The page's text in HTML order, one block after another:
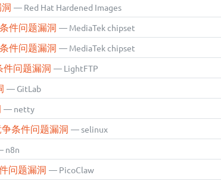
— Red Hat Hardened Images
件问题漏洞 — MediaTek chipset
件问题漏洞 — MediaTek chipset
问题漏洞 — LightFTP
— GitLab
— netty
条件问题漏洞 — selinux
n8n
问题漏洞 — PicoClaw